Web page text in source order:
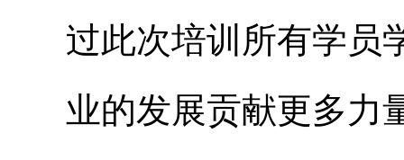
过此次培训所有学员
业的发展贡献更多力